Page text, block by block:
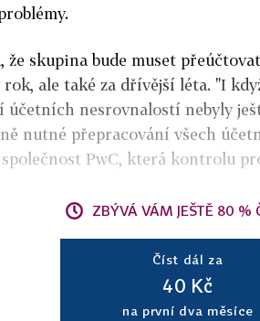
že skupina bude muset
rok, ale také za dřívější léta. "I
účetních nesrovnalostí nebyly
nutné přepracování všech
PwC, která kontrolu
ZBÝVÁ VÁM JEŠTĚ 80 %
Číst dál za
40 Kč
na první dva měsíce